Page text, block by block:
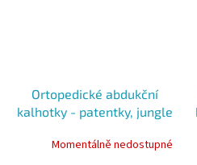
Ortopedické abdukční
kalhotky - patentky, jungle
Momentálně nedostupné